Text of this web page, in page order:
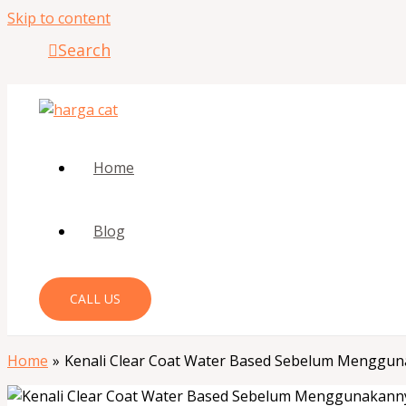
Skip to content
Search
Home
Blog
CALL US
Home Kenali Clear Coat Water Based Sebelum